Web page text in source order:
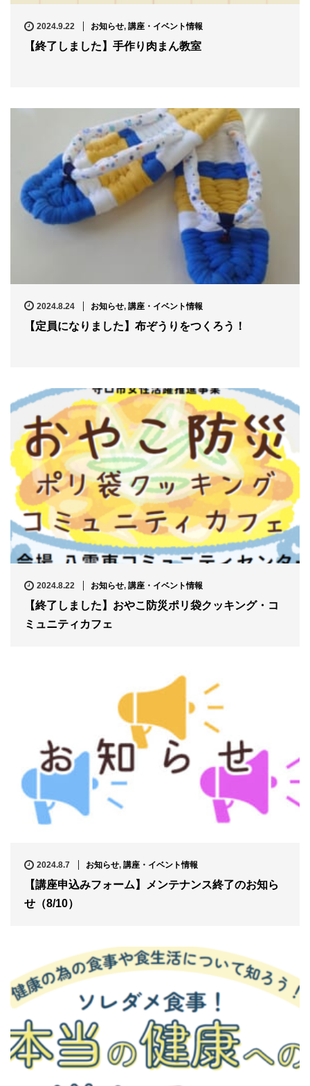
2024.9.22 お知らせ, 講座・イベント情報
【終了しました】手作り肉まん教室
2024.8.24 お知らせ, 講座・イベント情報
【定員になりました】布ぞうりをつくろう！
2024.8.22 お知らせ, 講座・イベント情報
【終了しました】おやこ防災ポリ袋クッキング・コ
ミュニティカフェ
2024.8.7 お知らせ, 講座・イベント情報
【講座申込みフォーム】メンテナンス終了のお知ら
せ（8/10）